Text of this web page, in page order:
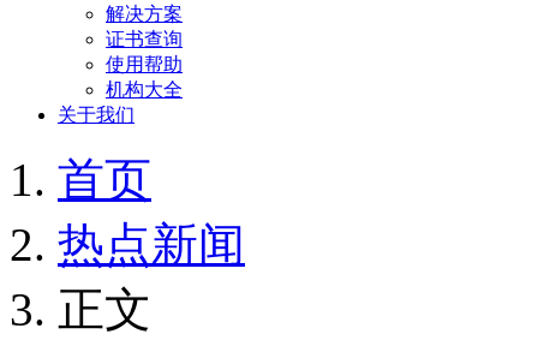
解决方案
证书查询
使用帮助
机构大全
关于我们
首页
热点新闻
正文